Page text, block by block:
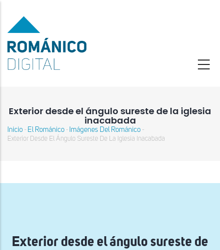
contenido
principal
Exterior desde el ángulo sureste de la iglesia
inacabada
Sobrescribir
ayuda
Inicio - El Románico - Imágenes Del Románico -
Exterior Desde El Ángulo Sureste De La Iglesia Inacabada
Exterior desde el ángulo sureste de